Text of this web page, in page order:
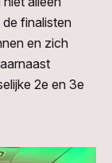
finalisten
en zich
2e en 3e